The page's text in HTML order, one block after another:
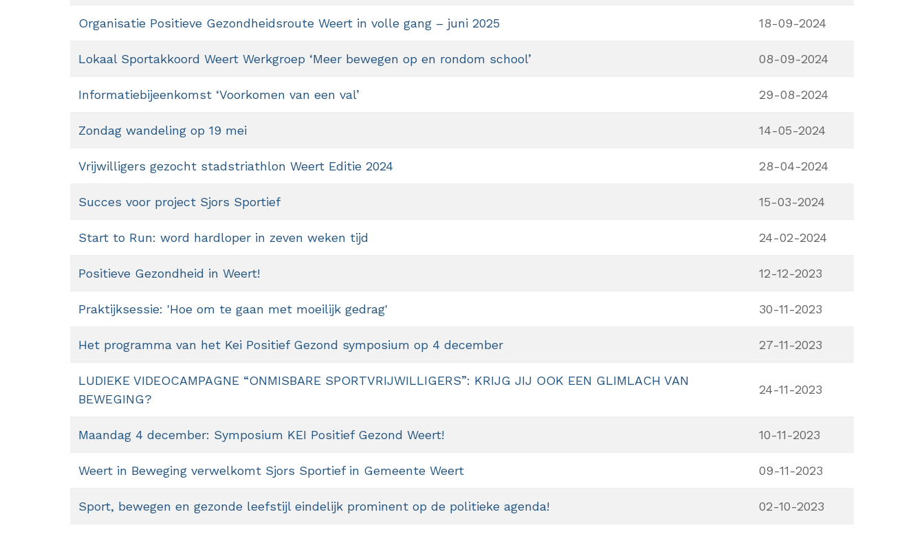
Organisatie Positieve Gezondheidsroute Weert in volle gang – juni 2025 18-09-2024
Lokaal Sportakkoord Weert Werkgroep ‘Meer bewegen op en rondom school’ 08-09-2024
Informatiebijeenkomst ‘Voorkomen van een val’ 29-08-2024
Zondag wandeling op 19 mei 14-05-2024
Vrijwilligers gezocht stadstriathlon Weert Editie 2024 28-04-2024
Succes voor project Sjors Sportief 15-03-2024
Start to Run: word hardloper in zeven weken tijd 24-02-2024
Positieve Gezondheid in Weert! 12-12-2023
Praktijksessie: 'Hoe om te gaan met moeilijk gedrag' 30-11-2023
Het programma van het Kei Positief Gezond symposium op 4 december 27-11-2023
LUDIEKE VIDEOCAMPAGNE “ONMISBARE SPORTVRIJWILLIGERS”: KRIJG JIJ OOK EEN GLIMLACH VAN
BEWEGING?
24-11-2023
Maandag 4 december: Symposium KEI Positief Gezond Weert! 10-11-2023
Weert in Beweging verwelkomt Sjors Sportief in Gemeente Weert 09-11-2023
Sport, bewegen en gezonde leefstijl eindelijk prominent op de politieke agenda! 02-10-2023